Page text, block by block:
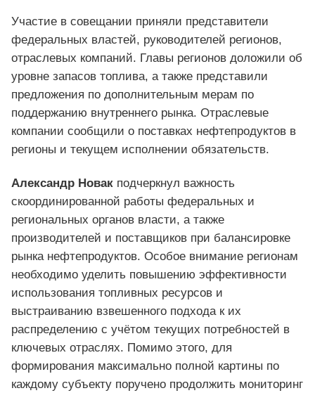
Участие в совещании приняли представители
федеральных властей, руководителей регионов,
отраслевых компаний. Главы регионов доложили об
уровне запасов топлива, а также представили
предложения по дополнительным мерам по
поддержанию внутреннего рынка. Отраслевые
компании сообщили о поставках нефтепродуктов в
регионы и текущем исполнении обязательств.
Александр Новак подчеркнул важность
скоординированной работы федеральных и
региональных органов власти, а также
производителей и поставщиков при балансировке
рынка нефтепродуктов. Особое внимание регионам
необходимо уделить повышению эффективности
использования топливных ресурсов и
выстраиванию взвешенного подхода к их
распределению с учётом текущих потребностей в
ключевых отраслях. Помимо этого, для
формирования максимально полной картины по
каждому субъекту поручено продолжить мониторинг